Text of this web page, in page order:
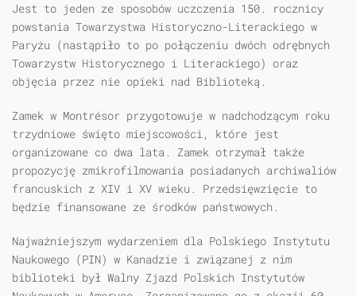
Jest to jeden ze sposobów uczczenia 150. rocznicy
powstania Towarzystwa Historyczno-Literackiego w
Paryżu (nastąpiło to po połączeniu dwóch odrębnych
Towarzystw Historycznego i Literackiego) oraz
objęcia przez nie opieki nad Biblioteką.
Zamek w Montrésor przygotowuje w nadchodzącym roku
trzydniowe święto miejscowości, które jest
organizowane co dwa lata. Zamek otrzymał także
propozycję zmikrofilmowania posiadanych archiwaliów
francuskich z XIV i XV wieku. Przedsięwzięcie to
będzie finansowane ze środków państwowych.
Najważniejszym wydarzeniem dla Polskiego Instytutu
Naukowego (PIN) w Kanadzie i związanej z nim
biblioteki był Walny Zjazd Polskich Instytutów